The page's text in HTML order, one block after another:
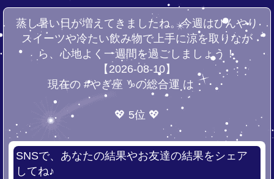
蒸し暑い日が増えてきましたね。今週はひんやり
スイーツや冷たい飲み物で上手に涼を取りなが
ら、心地よく一週間を過ごしましょう！
【2026-08-10】
現在の #やぎ座 ♑の総合運 は・・・
💖 5位 💖
SNSで、あなたの結果やお友達の結果をシェア
してね♪